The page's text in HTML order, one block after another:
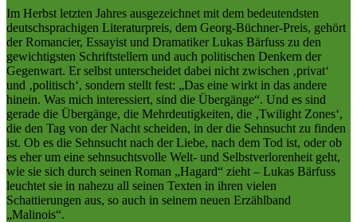
Im Herbst letzten Jahres ausgezeichnet mit dem bedeutendsten
deutschsprachigen Literaturpreis, dem Georg-Büchner-Preis, gehört
der Romancier, Essayist und Dramatiker Lukas Bärfuss zu den
gewichtigsten Schriftstellern und auch politischen Denkern der
Gegenwart. Er selbst unterscheidet dabei nicht zwischen ‚privat‘
und ‚politisch‘, sondern stellt fest: „Das eine wirkt in das andere
hinein. Was mich interessiert, sind die Übergänge“. Und es sind
gerade die Übergänge, die Mehrdeutigkeiten, die ‚Twilight Zones‘,
die den Tag von der Nacht scheiden, in der die Sehnsucht zu finden
ist. Ob es die Sehnsucht nach der Liebe, nach dem Tod ist, oder ob
es eher um eine sehnsuchtsvolle Welt- und Selbstverlorenheit geht,
wie sie sich durch seinen Roman „Hagard“ zieht – Lukas Bärfuss
leuchtet sie in nahezu all seinen Texten in ihren vielen
Schattierungen aus, so auch in seinem neuen Erzählband
„Malinois“.